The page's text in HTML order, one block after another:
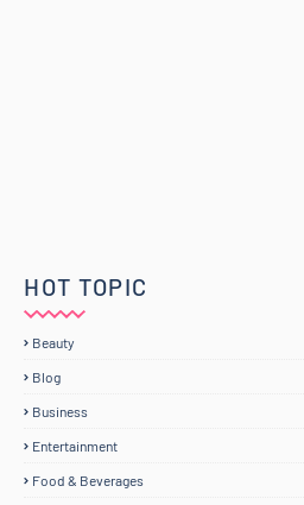
HOT TOPIC
Beauty
Blog
Business
Entertainment
Food & Beverages